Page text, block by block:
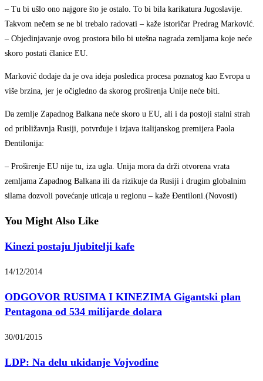
– Tu bi ušlo ono najgore što je ostalo. To bi bila karikatura Jugoslavije.
Takvom nečem se ne bi trebalo radovati – kaže istoričar Predrag Marković.
– Objedinjavanje ovog prostora bilo bi utešna nagrada zemljama koje neće
skoro postati članice EU.
Marković dodaje da je ova ideja posledica procesa poznatog kao Evropa u
više brzina, jer je očigledno da skorog proširenja Unije neće biti.
Da zemlje Zapadnog Balkana neće skoro u EU, ali i da postoji stalni strah
od približavnja Rusiji, potvrđuje i izjava italijanskog premijera Paola
Đentilonija:
– Proširenje EU nije tu, iza ugla. Unija mora da drži otvorena vrata
zemljama Zapadnog Balkana ili da rizikuje da Rusiji i drugim globalnim
silama dozvoli povećanje uticaja u regionu – kaže Đentiloni.(Novosti)
You Might Also Like
Kinezi postaju ljubitelji kafe
14/12/2014
ODGOVOR RUSIMA I KINEZIMA Gigantski plan
Pentagona od 534 milijarde dolara
30/01/2015
LDP: Na delu ukidanje Vojvodine